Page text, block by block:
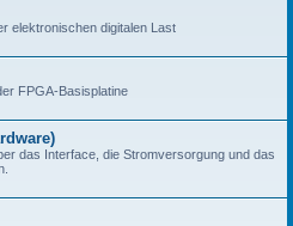
elektronischen digitalen Last
FPGA-Basisplatine
das Interface, die Stromversorgung und das